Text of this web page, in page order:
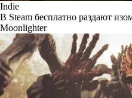
Indie
В Steam бесплатно раздают
Moonlighter